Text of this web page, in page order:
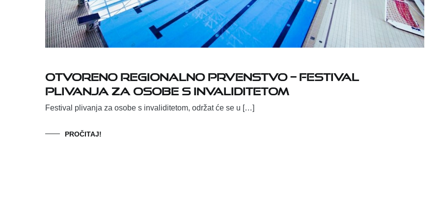
Otvoreno regionalno prvenstvo – Festival
plivanja za osobe s invaliditetom
Festival plivanja za osobe s invaliditetom, održat će se u […]
PROČITAJ!